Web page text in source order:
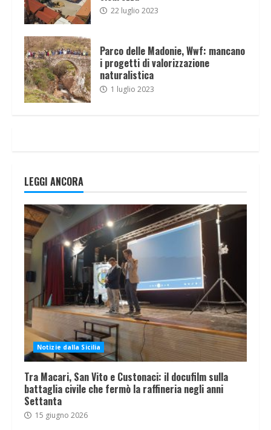
22 luglio 2023
Parco delle Madonie, Wwf: mancano
i progetti di valorizzazione
naturalistica
1 luglio 2023
LEGGI ANCORA
Notizie dalla Sicilia
Tra Macari, San Vito e Custonaci: il docufilm sulla
battaglia civile che fermò la raffineria negli anni
Settanta
15 giugno 2026